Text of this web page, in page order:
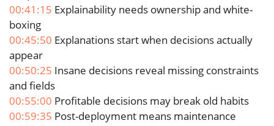
00:41:15 Explainability needs ownership and white-
boxing
00:45:50 Explanations start when decisions actually
appear
00:50:25 Insane decisions reveal missing constraints
and fields
00:55:00 Profitable decisions may break old habits
00:59:35 Post-deployment means maintenance